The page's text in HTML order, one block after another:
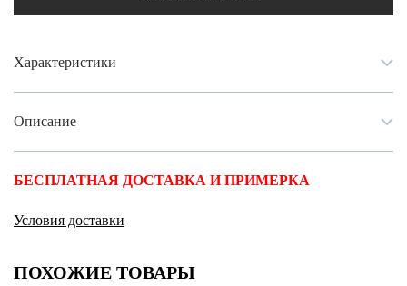
Характеристики
Описание
БЕСПЛАТНАЯ ДОСТАВКА И ПРИМЕРКА
Условия доставки
ПОХОЖИЕ ТОВАРЫ